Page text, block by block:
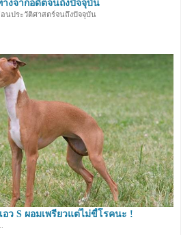
งจากอดีตจนถึงปัจจุบัน
นประวัติศาสตร์จนถึงปัจจุบัน
ว S ผอมเพรียวแต่ไม่ขี้โรคนะ !